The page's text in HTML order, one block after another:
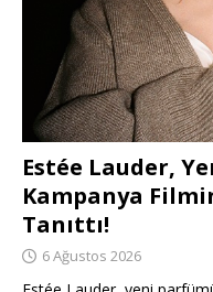
Estée Lauder,
Kampanya
Tanıttı!
6 Ağustos 2026